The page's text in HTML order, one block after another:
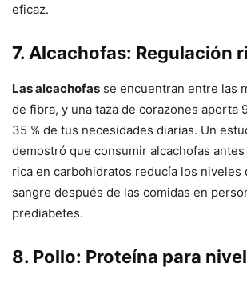
eficaz.
7. Alcachofas: Regulación
Las alcachofas se encuentran entre las
de fibra, y una taza de corazones aporta
35 % de tus necesidades diarias. Un
demostró que consumir alcachofas
rica en carbohidratos reducía los niveles
sangre después de las comidas en
prediabetes.
8. Pollo: Proteína para